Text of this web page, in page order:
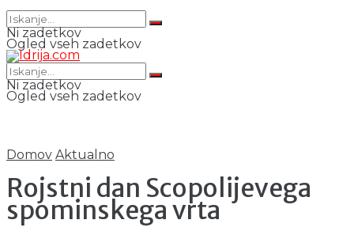
Ni zadetkov
Ogled vseh zadetkov
Ni zadetkov
Ogled vseh zadetkov
Domov Aktualno
Rojstni dan Scopolijevega
spominskega vrta